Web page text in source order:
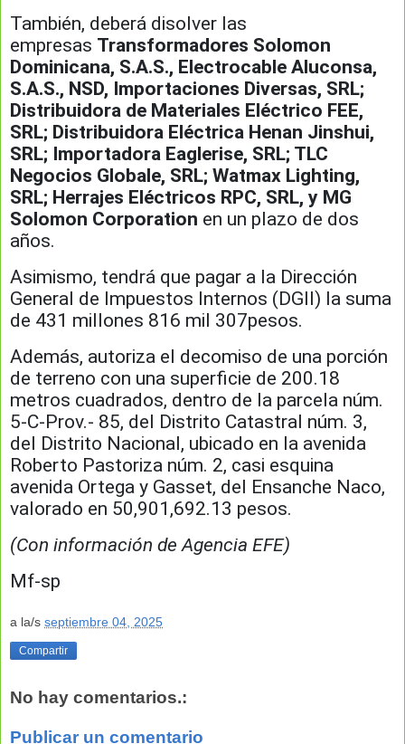
También, deberá disolver las
empresas Transformadores Solomon
Dominicana, S.A.S., Electrocable Aluconsa,
S.A.S., NSD, Importaciones Diversas, SRL;
Distribuidora de Materiales Eléctrico FEE,
SRL; Distribuidora Eléctrica Henan Jinshui,
SRL; Importadora Eaglerise, SRL; TLC
Negocios Globale, SRL; Watmax Lighting,
SRL; Herrajes Eléctricos RPC, SRL, y MG
Solomon Corporation en un plazo de dos
años.
Asimismo, tendrá que pagar a la Dirección
General de Impuestos Internos (DGII) la suma
de 431 millones 816 mil 307pesos.
Además, autoriza el decomiso de una porción
de terreno con una superficie de 200.18
metros cuadrados, dentro de la parcela núm.
5-C-Prov.- 85, del Distrito Catastral núm. 3,
del Distrito Nacional, ubicado en la avenida
Roberto Pastoriza núm. 2, casi esquina
avenida Ortega y Gasset, del Ensanche Naco,
valorado en 50,901,692.13 pesos.
(Con información de Agencia EFE)
Mf-sp
a la/s septiembre 04, 2025
Compartir
No hay comentarios.:
Publicar un comentario